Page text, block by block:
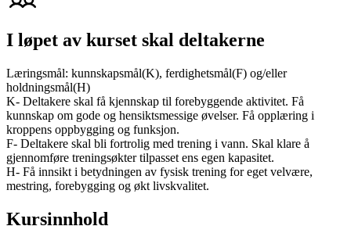
I løpet av kurset skal deltakerne
Læringsmål: kunnskapsmål(K), ferdighetsmål(F) og/eller
holdningsmål(H)
K- Deltakere skal få kjennskap til forebyggende aktivitet. Få
kunnskap om gode og hensiktsmessige øvelser. Få opplæring i
kroppens oppbygging og funksjon.
F- Deltakere skal bli fortrolig med trening i vann. Skal klare å
gjennomføre treningsøkter tilpasset ens egen kapasitet.
H- Få innsikt i betydningen av fysisk trening for eget velvære,
mestring, forebygging og økt livskvalitet.
Kursinnhold